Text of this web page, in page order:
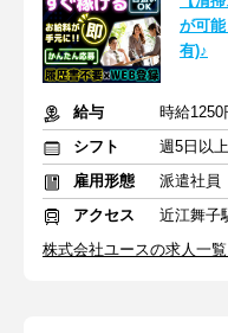
が可
有)♪
給与
時給1250
シフト
週5日以
雇用形態
派遣社員
アクセス
近江舞子
株式会社ユースの求人一